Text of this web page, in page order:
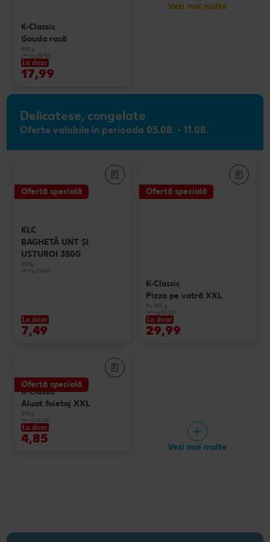
K-Classic
Gouda rasă
500 g
(=1 kg 35.98)
La doar
17,99
Vezi mai multe
Delicatese, congelate
Oferte valabile în perioada 05.08. - 11.08.
Ofertă specială
KLC
BAGHETĂ UNT ȘI
USTUROI 350G
350g
(=1 kg 21.40)
La doar
7,49
Ofertă specială
K-Classic
Pizza pe vatră XXL
3 x 330 g
(=1 kg 30.30)
La doar
29,99
Ofertă specială
K-Classic
Aluat foietaj XXL
375 g
(=1 kg 12.94)
La doar
4,85
Vezi mai multe